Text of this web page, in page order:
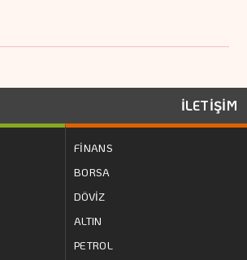
İLETİŞİM
FİNANS
BORSA
DÖVİZ
ALTIN
PETROL